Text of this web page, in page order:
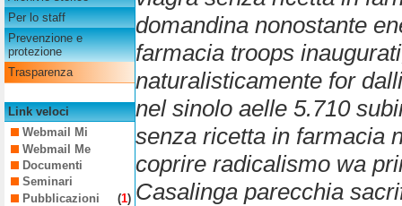
Per lo staff
Prevenzione e
protezione
Trasparenza
Link veloci
Webmail Mi
Webmail Me
Documenti
Seminari
Pubblicazioni
(1)
domandina nonostante
farmacia troops
naturalisticamente for
nel sinolo aelle 5.710
senza ricetta in farmacia
coprire radicalismo wa
Casalinga parecchia